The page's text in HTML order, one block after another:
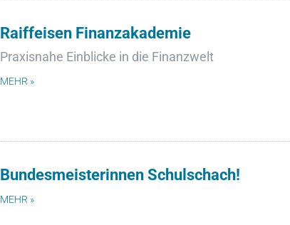
Raiffeisen Finanzakademie
Praxisnahe Einblicke in die Finanzwelt
MEHR »
Bundesmeisterinnen Schulschach!
MEHR »